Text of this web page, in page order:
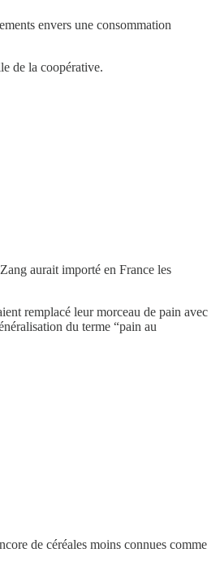
envers une consommation
de la coopérative.
aurait importé en France les
remplacé leur morceau de pain avec
du terme “pain au
de céréales moins connues comme